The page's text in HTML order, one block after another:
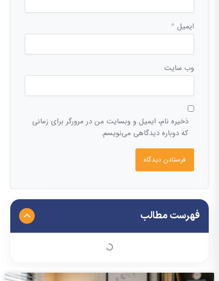
ایمیل *
وب‌ سایت
ذخیره نام، ایمیل و وبسایت من در مرورگر برای زمانی
که دوباره دیدگاهی می‌نویسم.
فهرست مطالب